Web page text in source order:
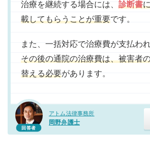
回答者
アトム法律事務所
岡野弁護士
治療を継続する場合には、 診断書
載してもらうことが重要です。
また、一括対応で治療費が支払わ
その後の通院の治療費は、被害者
替える必要があります。